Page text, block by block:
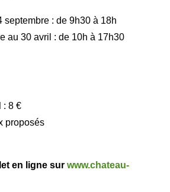
septembre : de 9h30 à 18h
au 30 avril : de 10h à 17h30
: 8 €
proposés
en ligne sur www.chateau-